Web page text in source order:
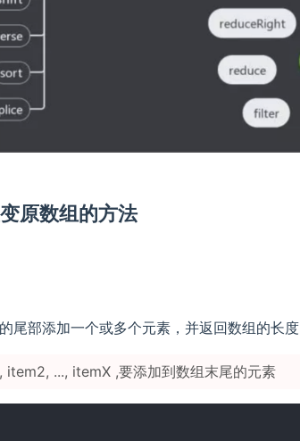
原数组的方法
尾部添加一个或多个元素，并返回数组的长度
item2, ..., itemX ,要添加到数组末尾的元素